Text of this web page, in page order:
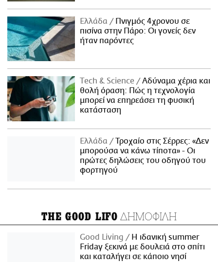
Ελλάδα
Πνιγμός 4χρονου σε
πισίνα στην Πάρο: Οι γονείς δεν
ήταν παρόντες
Τech & Science
Αδύναμα χέρια και
θολή όραση: Πώς η τεχνολογία
μπορεί να επηρεάσει τη φυσική
κατάσταση
Ελλάδα
Τροχαίο στις Σέρρες: «Δεν
μπορούσα να κάνω τίποτα» - Οι
πρώτες δηλώσεις του οδηγού του
φορτηγού
THE GOOD LIFO ΔΗΜΟΦΙΛΗ
Good Living
Η ιδανική summer
Friday ξεκινά με δουλειά στο σπίτι
και καταλήγει σε κάποιο νησί